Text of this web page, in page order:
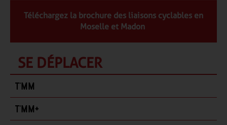
Téléchargez la brochure des liaisons cyclables en
Moselle et Madon
SE DÉPLACER
T'MM
T'MM+